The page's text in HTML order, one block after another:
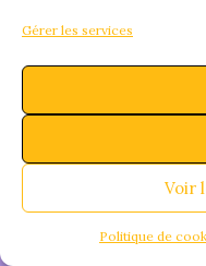
Gérer les services
Voir
Politique de